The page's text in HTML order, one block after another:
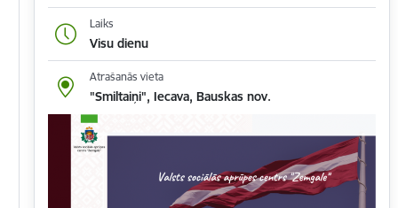
Laiks
Visu dienu
Atrašanās vieta
"Smiltaiņi", Iecava, Bauskas nov.